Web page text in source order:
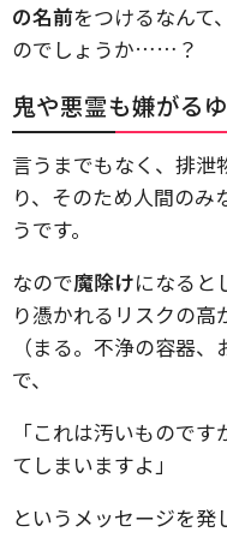
の名前をつけるなんて
のでしょうか……？
鬼や悪霊も嫌がる
言うまでもなく、排泄
り、そのため人間のみ
うです。
なので魔除けになると
り憑かれるリスクの
（まる。不浄の容器
で、
「これは汚いもので
てしまいますよ」
というメッセージを発